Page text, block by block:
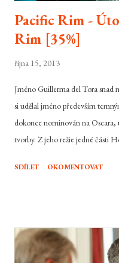
Pacific Rim -
Rim [35%]
října 15, 2013
Jméno Guillerma del Tora snad
si udělal jméno především
dokonce nominován na Oscara,
tvorby. Z jeho režie jedné části
- Útok na Zemi , která se u nás
v Tichém oceánu otevřel
obrovská monstra, Kaiju.
SDÍLET OKOMENTOVAT